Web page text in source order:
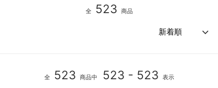
全 523 商品
全 523 商品中 523 - 523 表示